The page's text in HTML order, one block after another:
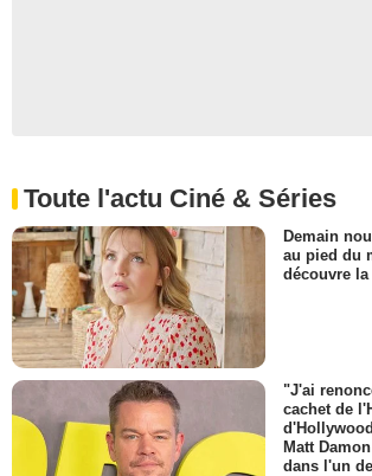
Toute l'actu Ciné & Séries
Demain
au pied du
découvre
"J'ai
cachet de
Matt
dans l'un